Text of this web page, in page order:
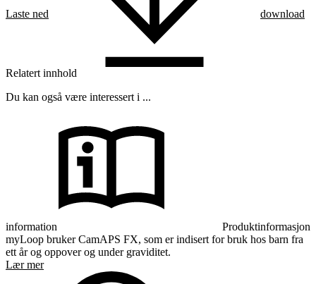
Laste ned download
Relatert innhold
Du kan også være interessert i ...
information
Produktinformasjon
myLoop bruker CamAPS FX, som er indisert for bruk hos barn fra
ett år og oppover og under graviditet.
Lær mer